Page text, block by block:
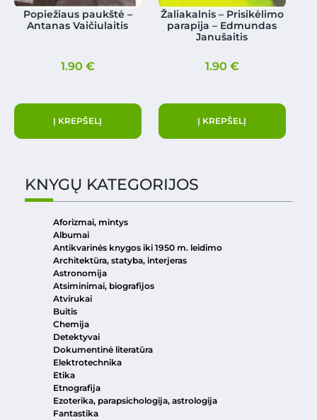
Popiežiaus paukštė –
Antanas Vaičiulaitis
1.90 €
Į KREPŠELĮ
Žaliakalnis – Prisikėlimo
parapija – Edmundas
Janušaitis
1.90 €
Į KREPŠELĮ
KNYGŲ KATEGORIJOS
Aforizmai, mintys
Albumai
Antikvarinės knygos iki 1950 m. leidimo
Architektūra, statyba, interjeras
Astronomija
Atsiminimai, biografijos
Atvirukai
Buitis
Chemija
Detektyvai
Dokumentinė literatūra
Elektrotechnika
Etika
Etnografija
Ezoterika, parapsichologija, astrologija
Fantastika